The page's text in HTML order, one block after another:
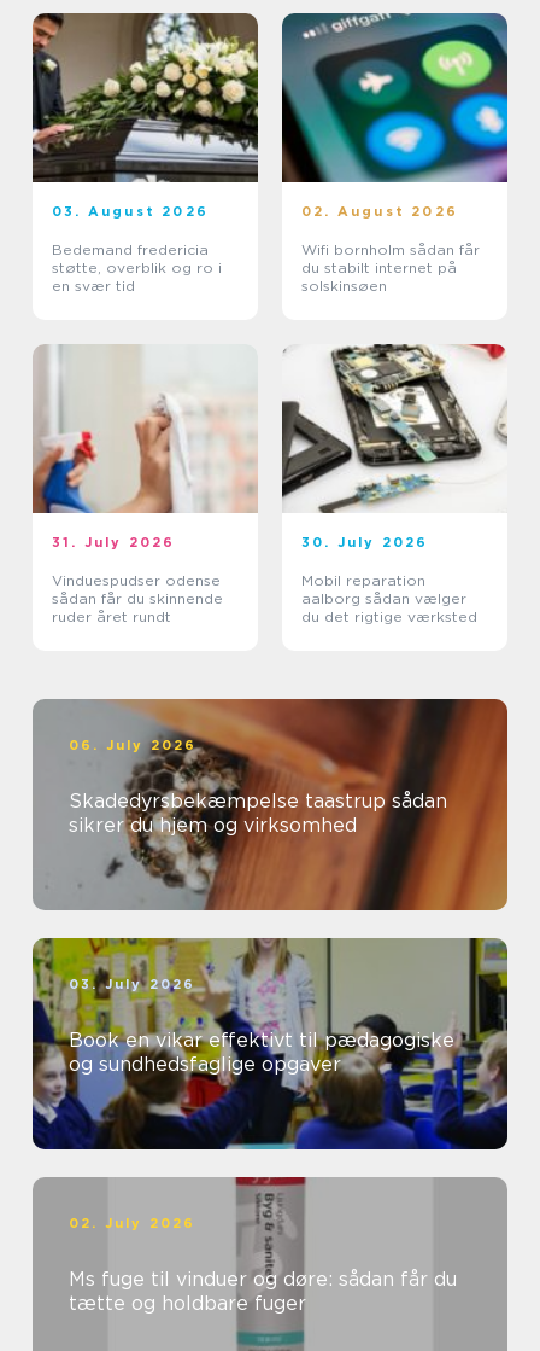
03. August 2026
Bedemand fredericia
støtte, overblik og ro i
en svær tid
02. August 2026
Wifi bornholm sådan får
du stabilt internet på
solskinsøen
31. July 2026
Vinduespudser odense
sådan får du skinnende
ruder året rundt
30. July 2026
Mobil reparation
aalborg sådan vælger
du det rigtige værksted
06. July 2026
Skadedyrsbekæmpelse taastrup sådan
sikrer du hjem og virksomhed
03. July 2026
Book en vikar effektivt til pædagogiske
og sundhedsfaglige opgaver
02. July 2026
Ms fuge til vinduer og døre: sådan får du
tætte og holdbare fuger